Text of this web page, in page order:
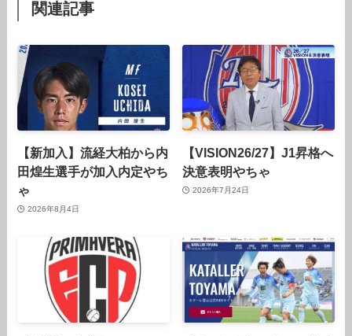
関連記事
【新加入】流経大柏から内
田煌生選手が加入内定やち
ゃ
2026年8月4日
【VISION26/27】J1昇格へ
決意表明やちゃ
2026年7月24日